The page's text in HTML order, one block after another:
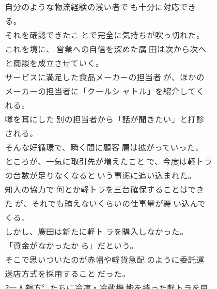
自分のような物流経験の浅い者で も十分に対応でき
る。
それを確認できたこ とで完全に気持ちが吹っ切れた。
これを境に、 営業への自信を深めた廣 田は次から次へ
と商談を成立させていく。
サービスに満足した食品メーカーの担当者 が、ほかの
メーカーの担当者に「クールシ ャトル」を紹介してく
れる。
噂を耳にした 別の担当者から「話が聞きたい」と打診
される。
そんな好循環で、瞬く間に顧客 層は拡がっていった。
ところが、一気に取引先が増えたこと で、今度は軽トラ
の台数が足りなくなると いう事態に追い込まれた。
知人の協力で 何とか軽トラを三台確保することはでき
た が、それでも賄えないくらいの仕事量が舞 い込んで
くる。
しかし、廣田は新たに軽ト ラを購入しなかった。
「資金がなかったか ら」だという。
そこで思いついたのが赤帽や軽貨急配 のように委託運
送店方式を採用すること だった。